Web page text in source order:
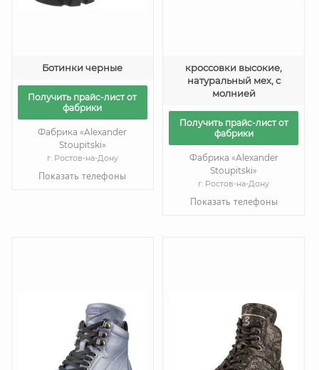
Ботинки черные
Получить прайс-лист от
фабрики
Фабрика «Alexander
Stoupitski»
г. Ростов-на-Дону
Показать телефоны
кроссовки высокие,
натуральный мех, с
молнией
Получить прайс-лист от
фабрики
Фабрика «Alexander
Stoupitski»
г. Ростов-на-Дону
Показать телефоны